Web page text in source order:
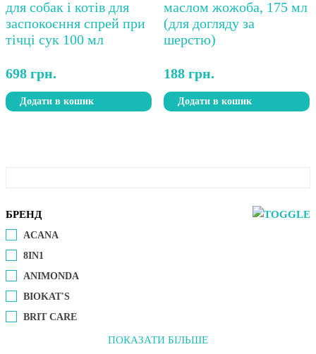
698 грн.
Додати в кошик
188 грн.
Додати в кошик
БРЕНД
ACANA
8IN1
ANIMONDA
BIOKAT'S
BRIT CARE
ПОКАЗАТИ БІЛЬШЕ